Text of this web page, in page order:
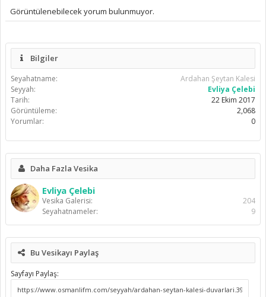
Görüntülenebilecek yorum bulunmuyor.
Bilgiler
Seyahatname:
Ardahan Şeytan Kalesi
Seyyah:
Evliya Çelebi
Tarih:
22 Ekim 2017
Görüntüleme:
2,068
Yorumlar:
0
Daha Fazla Vesika
Evliya Çelebi
Vesika Galerisi:
204
Seyahatnameler:
9
Bu Vesikayı Paylaş
Sayfayı Paylaş: